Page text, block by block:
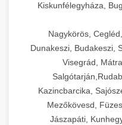
Kiskunfélegyháza,
Nagykörös,
Dunakeszi, Budakeszi,
Visegrád,
Kazincbarcika,
Mezőkövesd,
Jászapáti,